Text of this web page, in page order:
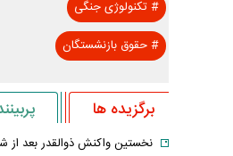
#تکنولوژی جنگی
#حقوق بازنشستگان
برگزیده ها
نخستین واکنش ذوالقدر بعد از